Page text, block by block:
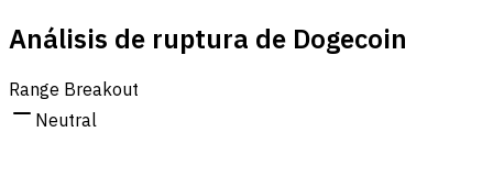
Análisis de ruptura de Dogecoin
Range Breakout
Neutral